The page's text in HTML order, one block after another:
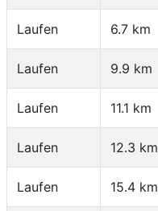
Laufen 6.7 km
Laufen 9.9 km
Laufen 11.1 km
Laufen 12.3 km
Laufen 15.4 km